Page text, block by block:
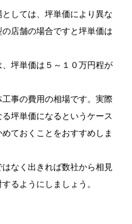
しては、坪単価により異な
店舗の場合ですと坪単価は
坪単価は５～１０万円程が
事の費用の相場です。実際
坪単価になるというケース
ておくことをおすすめしま
なく出きれば数社から相見
るようにしましょう。